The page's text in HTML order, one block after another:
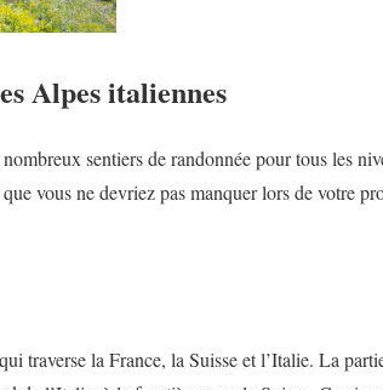
Alpes italiennes
sentiers de randonnée pour tous les
vous ne devriez pas manquer lors de votre
traverse la France, la Suisse et l’Italie. La